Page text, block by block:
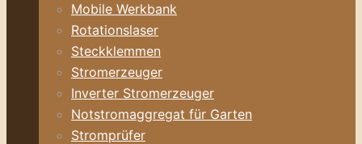
Mobile Werkbank
Rotationslaser
Steckklemmen
Stromerzeuger
Inverter Stromerzeuger
Notstromaggregat für Garten
Stromprüfer